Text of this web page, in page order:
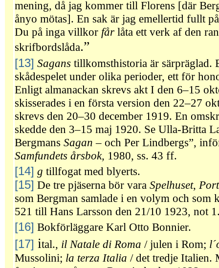
mening, då jag kommer till Florens [där
ånyo mötas]. En sak är jag emellertid fullt
Du på inga villkor får låta ett verk af den
skrifbordslåda.”
[13] Sagans tillkomsthistoria är särpräglad.
skådespelet under olika perioder, ett för
Enligt almanackan skrevs akt I den 6–15
skisserades i en första version den 22–27
skrevs den 20–30 december 1919. En
skedde den 3–15 maj 1920. Se Ulla-Britta
Bergmans Sagan – och Per Lindbergs”,
Samfundets årsbok, 1980, ss. 43 ff.
[14] g tillfogat med blyerts.
[15] De tre pjäserna bör vara Spelhuset,
som Bergman samlade i en volym och som
521 till Hans Larsson den 21/10 1923, not
[16] Bokförläggare Karl Otto Bonnier.
[17] ital., il Natale di Roma / julen i Rom;
Mussolini; la terza Italia / det tredje Italien.